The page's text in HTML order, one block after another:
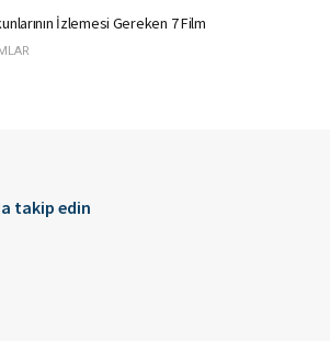
İzlemesi Gereken 7 Film
takip edin